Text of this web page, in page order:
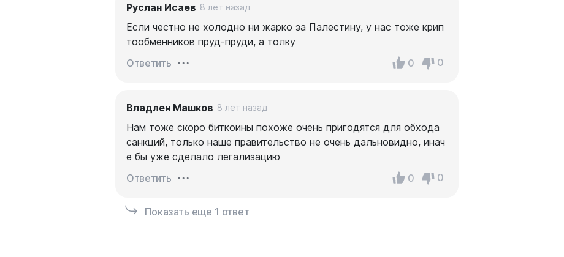
Руслан Исаев 8 лет назад
Если честно не холодно ни жарко за Палестину, у нас тоже крип
тообменников пруд-пруди, а толку
Ответить
0 0
Владлен Машков 8 лет назад
Нам тоже скоро биткоины похоже очень пригодятся для обхода
санкций, только наше правительство не очень дальновидно, инач
е бы уже сделало легализацию
Ответить
0 0
Показать еще 1 ответ